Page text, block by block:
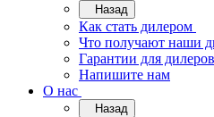
Назад
Как стать дилером
Что получают наши
Гарантии для дилеров
Напишите нам
О нас
Назад